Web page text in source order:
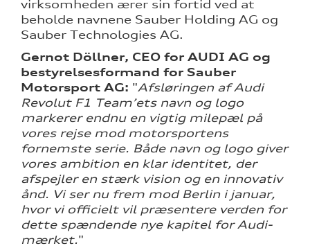
virksomheden ærer sin fortid ved at
beholde navnene Sauber Holding AG og
Sauber Technologies AG.
Gernot Döllner, CEO for AUDI AG og
bestyrelsesformand for Sauber
Motorsport AG: "Afsløringen af Audi
Revolut F1 Team’ets navn og logo
markerer endnu en vigtig milepæl på
vores rejse mod motorsportens
fornemste serie. Både navn og logo giver
vores ambition en klar identitet, der
afspejler en stærk vision og en innovativ
ånd. Vi ser nu frem mod Berlin i januar,
hvor vi officielt vil præsentere verden for
dette spændende nye kapitel for Audi-
mærket."